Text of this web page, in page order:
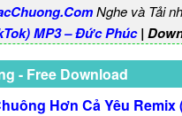
Nghe và Tải
MP3 – Đức Phúc|
- Free Download
Hơn Cả Yêu